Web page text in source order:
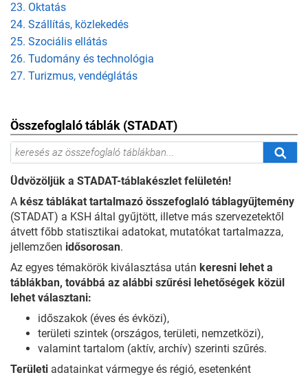
23. Oktatás
24. Szállítás, közlekedés
25. Szociális ellátás
26. Tudomány és technológia
27. Turizmus, vendéglátás
Összefoglaló táblák (STADAT)
Üdvözöljük a STADAT-táblakészlet felületén!
A kész táblákat tartalmazó összefoglaló táblagyűjtemény
(STADAT) a KSH által gyűjtött, illetve más szervezetektől
átvett főbb statisztikai adatokat, mutatókat tartalmazza,
jellemzően idősorosan.
Az egyes témakörök kiválasztása után keresni lehet a
táblákban, továbbá az alábbi szűrési lehetőségek közül
lehet választani:
időszakok (éves és évközi),
területi szintek (országos, területi, nemzetközi),
valamint tartalom (aktív, archív) szerinti szűrés.
Területi adatainkat vármegye és régió, esetenként